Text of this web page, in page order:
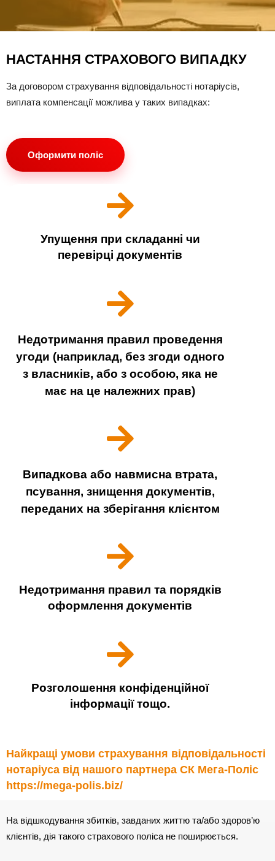
НАСТАННЯ СТРАХОВОГО ВИПАДКУ
За договором страхування відповідальності нотаріусів,
виплата компенсації можлива у таких випадках:
Оформити поліс
Упущення при складанні чи
перевірці документів
Недотримання правил проведення
угоди (наприклад, без згоди одного
з власників, або з особою, яка не
має на це належних прав)
Випадкова або навмисна втрата,
псування, знищення документів,
переданих на зберігання клієнтом
Недотримання правил та порядків
оформлення документів
Розголошення конфіденційної
інформації тощо.
Найкращі умови страхування відповідальності
нотаріуса від нашого партнера СК Мега-Поліс
https://mega-polis.biz/
На відшкодування збитків, завданих життю та/або здоров’ю
клієнтів, дія такого страхового поліса не поширюється.